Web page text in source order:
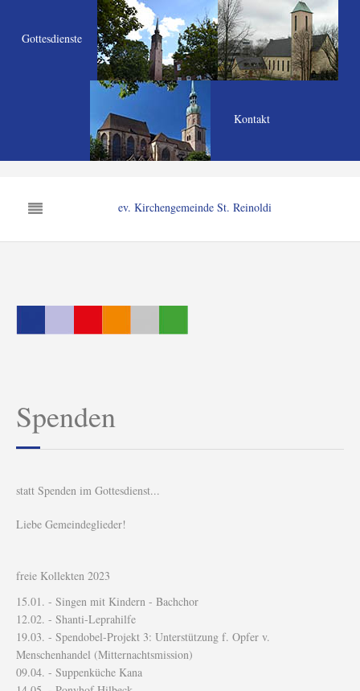
Gottesdienste
Kontakt
ev. Kirchengemeinde St. Reinoldi
Spenden
statt Spenden im Gottesdienst...
Liebe Gemeindeglieder!
freie Kollekten 2023
15.01. - Singen mit Kindern - Bachchor
12.02. - Shanti-Leprahilfe
19.03. - Spendobel-Projekt 3: Unterstützung f. Opfer v.
Menschenhandel (Mitternachtsmission)
09.04. - Suppenküche Kana